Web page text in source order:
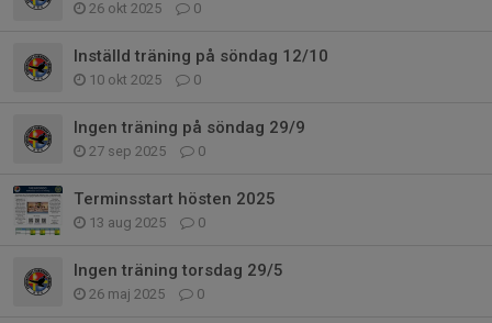
26 okt 2025 0
Inställd träning på söndag 12/10
10 okt 2025 0
Ingen träning på söndag 29/9
27 sep 2025 0
Terminsstart hösten 2025
13 aug 2025 0
Ingen träning torsdag 29/5
26 maj 2025 0